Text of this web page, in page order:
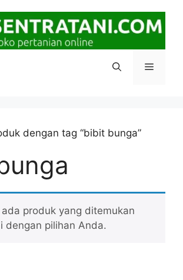
Menu
dengan tag “bibit bunga”
produk yang ditemukan
dengan pilihan Anda.